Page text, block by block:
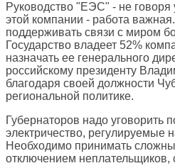
Руководство "ЕЭС" - не
этой компании - работа
поддерживать связи с миром
Государство владеет 52%
назначать ее генерального
российскому президенту
благодаря своей должности
региональной политике.
Губернаторов надо уговорить
электричество, регулируемые
Необходимо принимать
отключением неплательщиков,